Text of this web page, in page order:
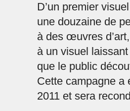
D’un premier
une douzaine de
à des œuvres
à un visuel
que le public
Cette campagne a
2011 et sera